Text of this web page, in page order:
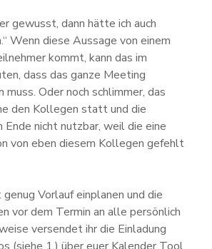
gewusst, dann hätte ich auch
Wenn diese Aussage von einem
kommt, kann das im
dass das ganze Meeting
muss. Oder noch schlimmer, das
den Kollegen statt und die
Ende nicht nutzbar, weil die eine
von eben diesem Kollegen gefehlt
Vorlauf einplanen und die
vor dem Termin an alle persönlich
versendet ihr die Einladung